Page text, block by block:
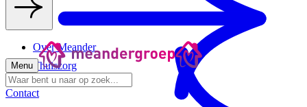
Thuiszorg
Over Meander
Menu
Contact